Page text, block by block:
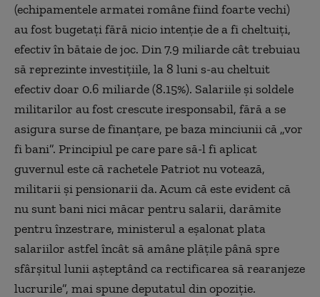
(echipamentele armatei române fiind foarte vechi)
au fost bugetați fără nicio intenție de a fi cheltuiți,
efectiv în bătaie de joc. Din 7.9 miliarde cât trebuiau
să reprezinte investițiile, la 8 luni s-au cheltuit
efectiv doar 0.6 miliarde (8.15%). Salariile și soldele
militarilor au fost crescute iresponsabil, fără a se
asigura surse de finanțare, pe baza minciunii că „vor
fi bani”. Principiul pe care pare să-l fi aplicat
guvernul este că rachetele Patriot nu votează,
militarii și pensionarii da. Acum că este evident că
nu sunt bani nici măcar pentru salarii, darămite
pentru înzestrare, ministerul a eșalonat plata
salariilor astfel încât să amâne plățile până spre
sfârșitul lunii așteptând ca rectificarea să rearanjeze
lucrurile”, mai spune deputatul din opoziție.